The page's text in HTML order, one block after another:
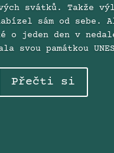
svátků. Takže
sám od sebe.
o jeden den v
svou památkou
Přečti si